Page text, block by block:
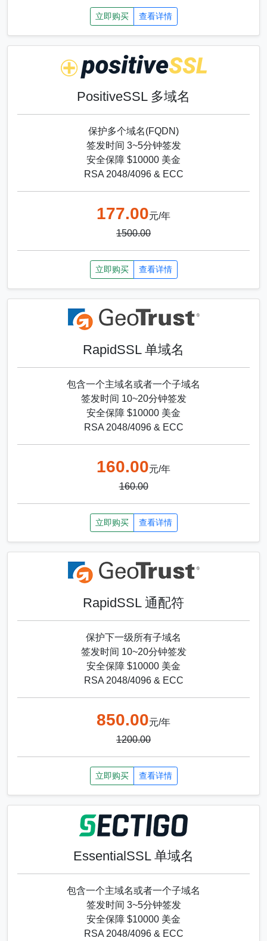
立即购买 查看详情
PositiveSSL 多域名
保护多个域名(FQDN)
签发时间 3~5分钟签发
安全保障 $10000 美金
RSA 2048/4096 & ECC
177.00元/年
1500.00
立即购买 查看详情
RapidSSL 单域名
包含一个主域名或者一个子域名
签发时间 10~20分钟签发
安全保障 $10000 美金
RSA 2048/4096 & ECC
160.00元/年
160.00
立即购买 查看详情
RapidSSL 通配符
保护下一级所有子域名
签发时间 10~20分钟签发
安全保障 $10000 美金
RSA 2048/4096 & ECC
850.00元/年
1200.00
立即购买 查看详情
EssentialSSL 单域名
包含一个主域名或者一个子域名
签发时间 3~5分钟签发
安全保障 $10000 美金
RSA 2048/4096 & ECC